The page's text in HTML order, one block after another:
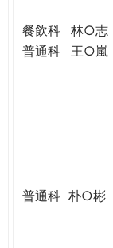
WAGOR
TODAY
PATH
餐飲科
林○志
普通科
王○嵐
普通科 朴○彬